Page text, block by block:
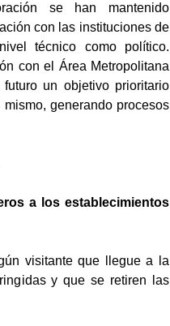
se han mantenido
con las instituciones de
técnico como político.
con el Área Metropolitana
un objetivo prioritario
generando procesos
a los establecimientos
visitante que llegue a la
y que se retiren las